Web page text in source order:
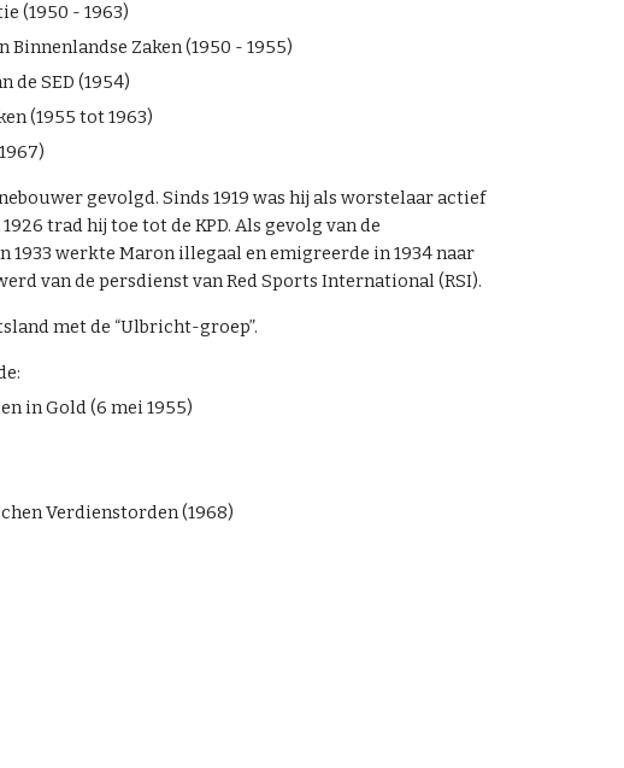
(1950 - 1963)
Zaken (1950 - 1955)
de SED (1954)
(1955 tot 1963)
gevolgd. Sinds 1919 was hij als worstelaar actief
trad hij toe tot de KPD. Als gevolg van de
1933 werkte Maron illegaal en emigreerde in 1934 naar
van de persdienst van Red Sports International (RSI).
met de “Ulbricht-groep”.
in Gold (6 mei 1955)
Verdienstorden (1968)